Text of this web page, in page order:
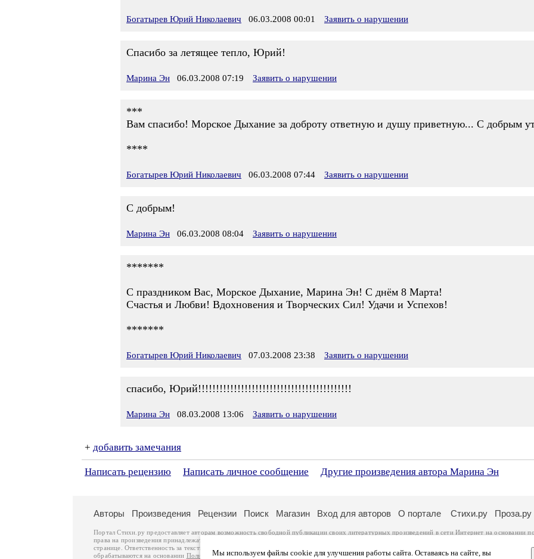
Богатырев Юрий Николаевич 06.03.2008 00:01 Заявить о нарушении
Спасибо за летящее тепло, Юрий!
Марина Эн 06.03.2008 07:19 Заявить о нарушении
***
Вам спасибо! Морское Дыхание за доброту ответную и душу приветную... С добрым
****
Богатырев Юрий Николаевич 06.03.2008 07:44 Заявить о нарушении
С добрым!
Марина Эн 06.03.2008 08:04 Заявить о нарушении
*******
С праздником Вас, Морское Дыхание, Марина Эн! С днём 8 Марта!
Счастья и Любви! Вдохновения и Творческих Сил! Удачи и Успехов!
*******
Богатырев Юрий Николаевич 07.03.2008 23:38 Заявить о нарушении
спасибо, Юрий!!!!!!!!!!!!!!!!!!!!!!!!!!!!!!!!!!!!!!!!!!!
Марина Эн 08.03.2008 13:06 Заявить о нарушении
+ добавить замечания
Написать рецензию Написать личное сообщение Другие произведения автора Марина Эн
Мы используем файлы cookie для улучшения работы сайта. Оставаясь на сайте, вы
Авторы Произведения Рецензии Поиск Магазин Вход для авторов О портале Стихи.ру Проза.ру
Портал Стихи.ру предоставляет авторам возможность свободной публикации своих литературных произведений в сети Интернет на основании
права на произведения принадлежат авторам и охраняются
. Перепечатка произведений возможна только с согласия его автора, к
странице. Ответственность за тексты произведений авторы несут самостоятельно на основании
законодательства
обрабатываются на основании Политики обработки персональных данных. Вы также можете посмотреть более подробнуюинформацию о портале